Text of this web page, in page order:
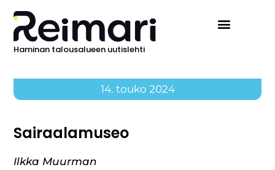
Haminan talousalueen uutislehti
14. touko 2024
Sairaalamuseo
Ilkka Muurman